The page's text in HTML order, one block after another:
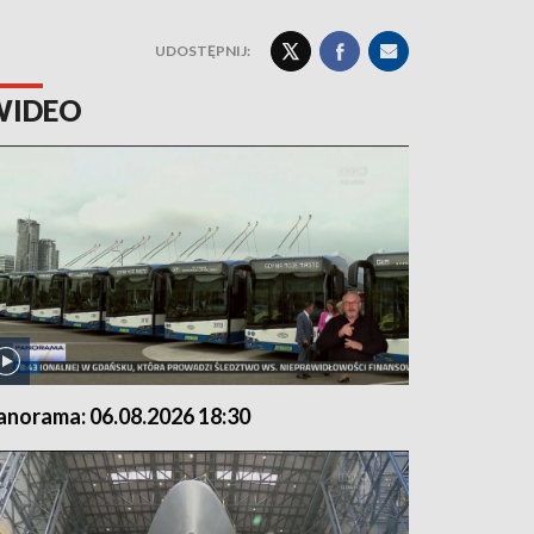
UDOSTĘPNIJ:
06.08.2026 18:30